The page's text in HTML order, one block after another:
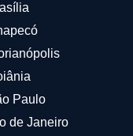
Paulo
de Janeiro